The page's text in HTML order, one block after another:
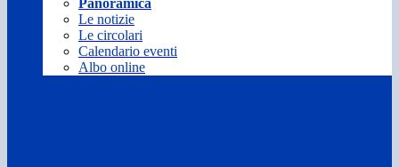
Panoramica
Le notizie
Le circolari
Calendario eventi
Albo online